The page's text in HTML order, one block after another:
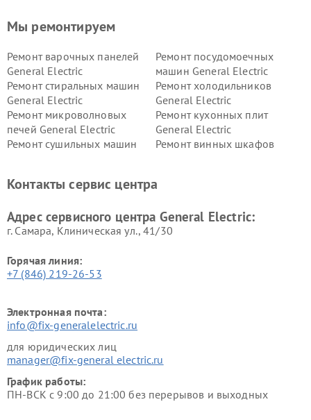
Мы ремонтируем
Ремонт варочных панелей
General Electric
Ремонт посудомоечных
машин General Electric
Ремонт стиральных машин
General Electric
Ремонт холодильников
General Electric
Ремонт микроволновых
печей General Electric
Ремонт кухонных плит
General Electric
Ремонт сушильных машин
Ремонт винных шкафов
Electric
General Electric
Контакты сервис центра
Адрес сервисного центра General Electric:
г. Самара, Клиническая ул., 41/30
Горячая линия:
+7 (846) 219-26-53
Электронная почта:
info@fix-generalelectric.ru
для юридических лиц
manager@fix-general electric.ru
График работы:
ПН-ВСК с 9:00 до 21:00 без перерывов и выходных